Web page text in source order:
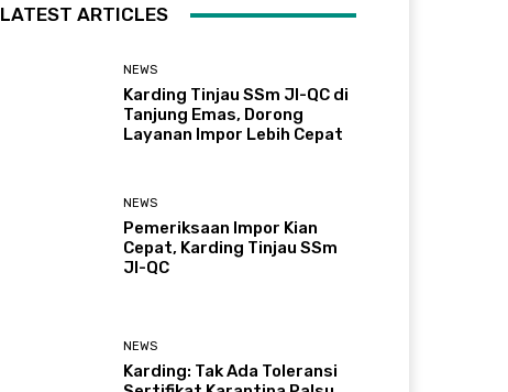
LATEST ARTICLES
NEWS
Karding Tinjau SSm JI-QC di
Tanjung Emas, Dorong
Layanan Impor Lebih Cepat
NEWS
Pemeriksaan Impor Kian
Cepat, Karding Tinjau SSm
JI-QC
NEWS
Karding: Tak Ada Toleransi